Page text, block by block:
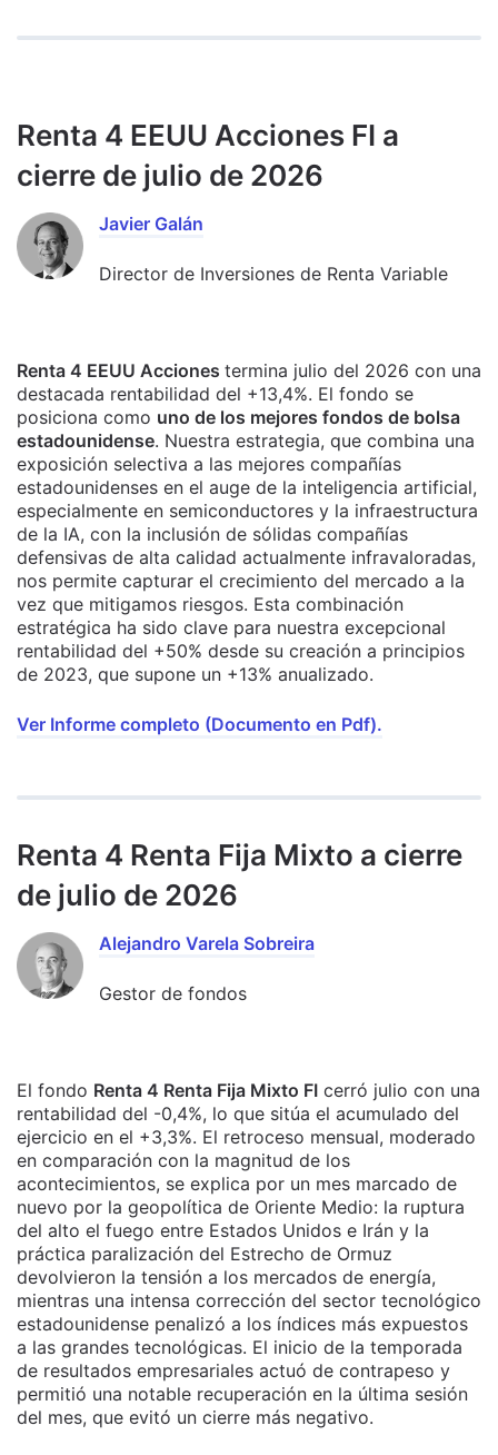
Renta 4 EEUU Acciones FI a
cierre de julio de 2026
Javier Galán
Director de Inversiones de Renta Variable
Renta 4 EEUU Acciones termina julio del 2026 con una
destacada rentabilidad del +13,4%. El fondo se
posiciona como uno de los mejores fondos de bolsa
estadounidense. Nuestra estrategia, que combina una
exposición selectiva a las mejores compañías
estadounidenses en el auge de la inteligencia artificial,
especialmente en semiconductores y la infraestructura
de la IA, con la inclusión de sólidas compañías
defensivas de alta calidad actualmente infravaloradas,
nos permite capturar el crecimiento del mercado a la
vez que mitigamos riesgos. Esta combinación
estratégica ha sido clave para nuestra excepcional
rentabilidad del +50% desde su creación a principios
de 2023, que supone un +13% anualizado.
Ver Informe completo (Documento en Pdf).
Renta 4 Renta Fija Mixto a cierre
de julio de 2026
Alejandro Varela Sobreira
Gestor de fondos
El fondo Renta 4 Renta Fija Mixto FI cerró julio con una
rentabilidad del -0,4%, lo que sitúa el acumulado del
ejercicio en el +3,3%. El retroceso mensual, moderado
en comparación con la magnitud de los
acontecimientos, se explica por un mes marcado de
nuevo por la geopolítica de Oriente Medio: la ruptura
del alto el fuego entre Estados Unidos e Irán y la
práctica paralización del Estrecho de Ormuz
devolvieron la tensión a los mercados de energía,
mientras una intensa corrección del sector tecnológico
estadounidense penalizó a los índices más expuestos
a las grandes tecnológicas. El inicio de la temporada
de resultados empresariales actuó de contrapeso y
permitió una notable recuperación en la última sesión
del mes, que evitó un cierre más negativo.